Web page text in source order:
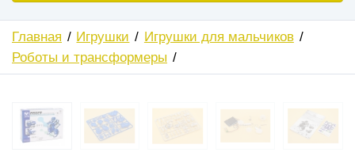
Главная Игрушки
Игрушки для мальчиков
Роботы и трансформеры